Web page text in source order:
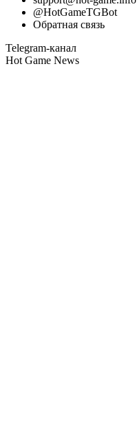
@HotGameTGBot
Обратная связь
Telegram-канал
Hot Game News